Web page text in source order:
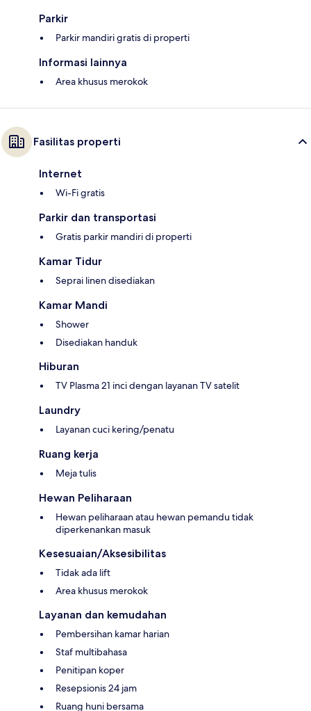
Parkir
Parkir mandiri gratis di properti
Informasi lainnya
Area khusus merokok
Fasilitas properti
Internet
Wi-Fi gratis
Parkir dan transportasi
Gratis parkir mandiri di properti
Kamar Tidur
Seprai linen disediakan
Kamar Mandi
Shower
Disediakan handuk
Hiburan
TV Plasma 21 inci dengan layanan TV satelit
Laundry
Layanan cuci kering/penatu
Ruang kerja
Meja tulis
Hewan Peliharaan
Hewan peliharaan atau hewan pemandu tidak
diperkenankan masuk
Kesesuaian/Aksesibilitas
Tidak ada lift
Area khusus merokok
Layanan dan kemudahan
Pembersihan kamar harian
Staf multibahasa
Penitipan koper
Resepsionis 24 jam
Ruang huni bersama